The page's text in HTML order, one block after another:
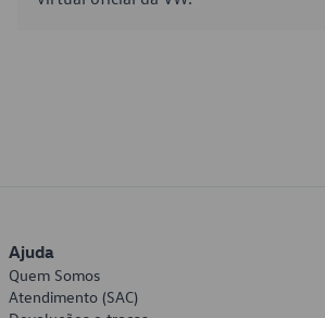
Ajuda
Quem Somos
Atendimento (SAC)